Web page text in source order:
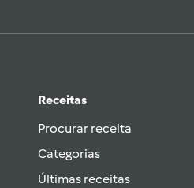
Receitas
Procurar receita
Categorias
Últimas receitas